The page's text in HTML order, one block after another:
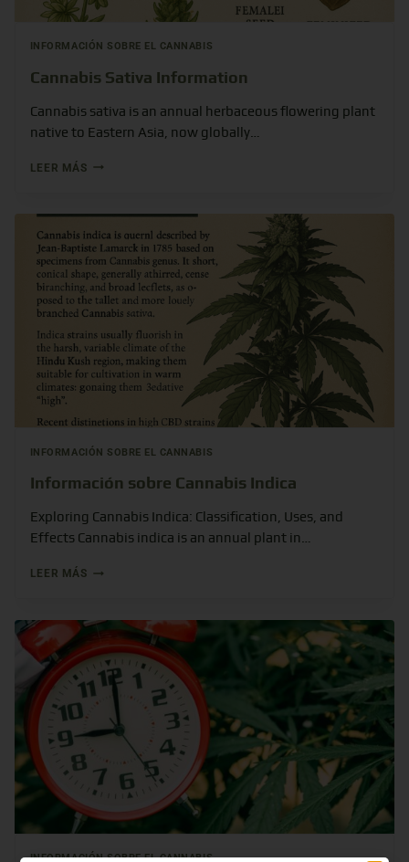
INFORMACIÓN SOBRE EL CANNABIS
Cannabis Sativa Information
Cannabis sativa is an annual herbaceous flowering plant
native to Eastern Asia, now globally…
LEER MÁS
INFORMACIÓN SOBRE EL CANNABIS
Información sobre Cannabis Indica
Exploring Cannabis Indica: Classification, Uses, and
Effects Cannabis indica is an annual plant in…
LEER MÁS
INFORMACIÓN SOBRE EL CANNABIS